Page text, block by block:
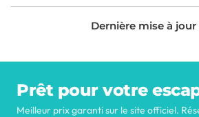
Dernière mise à jour
Prêt pour votre
Meilleur prix garanti sur le site officiel.